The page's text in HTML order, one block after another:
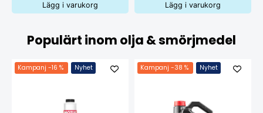
Lägg i varukorg Lägg i varukorg
Populärt inom olja & smörjmedel
Kampanj -16 % Nyhet Kampanj -38 % Nyhet